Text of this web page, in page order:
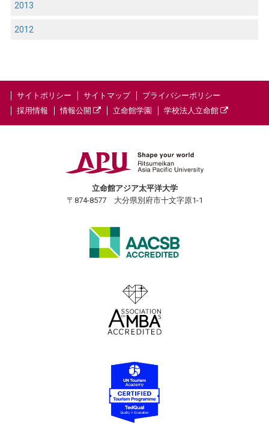
2013
2012
サイトポリシー サイトマップ
プライバシーポリシー
採用情報
情報公開 立命館学園 学校法人立命館
立命館アジア太平洋大学
〒874-8577 大分県別府市十文字原1-1